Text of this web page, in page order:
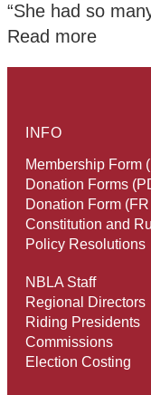
“She had so
Read more
INFO
Membership Form
Donation Forms
Donation Form
Constitution and
Policy Resolutions
NBLA Staff
Regional Directors
Riding Presidents
Commissions
Election Costing